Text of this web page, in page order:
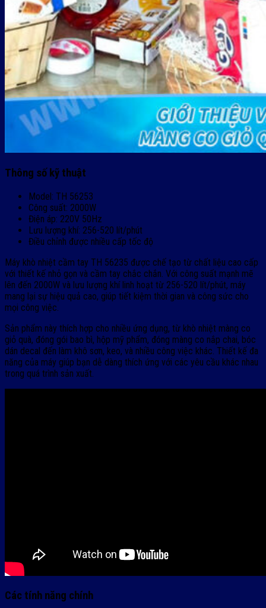
Thông số kỹ thuật
Model: TH 56253
Công suất: 2000W
Điện áp: 220V 50Hz
Lưu lượng khí: 256-520 lít/phút
Điều chỉnh được nhiều cấp tốc độ
Máy khò nhiệt cầm tay TH 56235 được chế tạo từ chất liệu cao cấp
với thiết kế nhỏ gọn và cầm tay chắc chắn. Với công suất mạnh mẽ
lên đến 2000W và lưu lượng khí linh hoạt từ 256-520 lít/phút, máy
mang lại sự hiệu quả cao, giúp tiết kiệm thời gian và công sức cho
mọi công việc.
Sản phẩm này thích hợp cho nhiều ứng dụng, từ khò nhiệt màng co
giỏ quà, đóng gói bao bì, hộp mỹ phẩm, đóng màng co nắp chai, bóc
dán decal đến làm khô sơn, keo, và nhiều công việc khác. Thiết kế đa
năng của máy giúp bạn dễ dàng thích ứng với các yêu cầu khác nhau
trong quá trình sản xuất.
Các tính năng chính